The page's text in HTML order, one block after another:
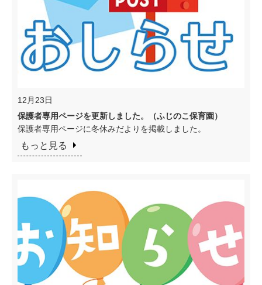
12月23日
保護者専用ページを更新しました。（ふじのこ保育園）
保護者専用ページに冬休みだよりを掲載しました。
もっと見る